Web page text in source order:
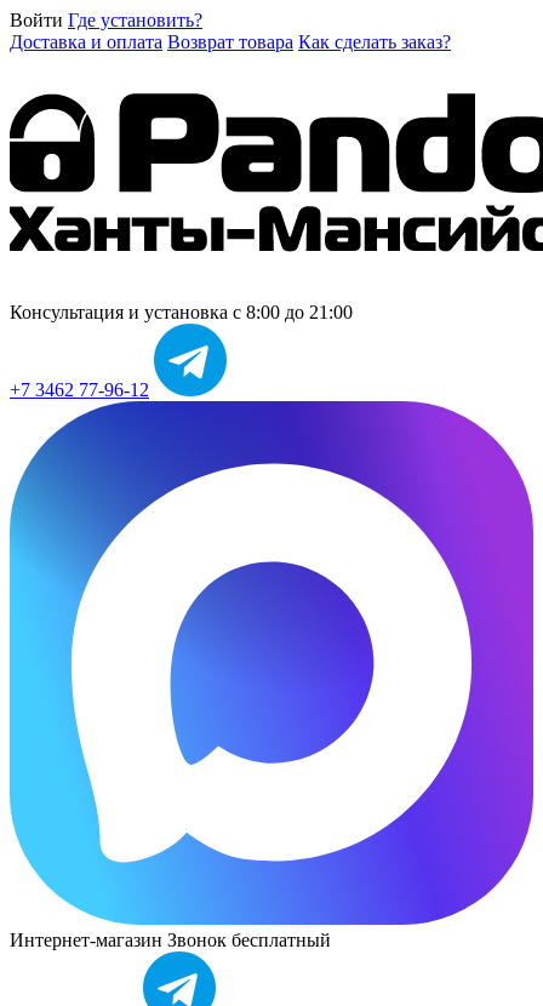
Войти Где установить?
Доставка и оплата Возврат товара Как сделать заказ?
Консультация и установка с 8:00 до 21:00
+7 3462 77-96-12
Интернет-магазин Звонок бесплатный